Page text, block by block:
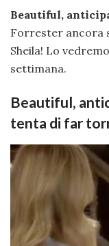
Beautiful,
Forrester ancora
Sheila! Lo
settimana.
Beautiful,
tenta di far